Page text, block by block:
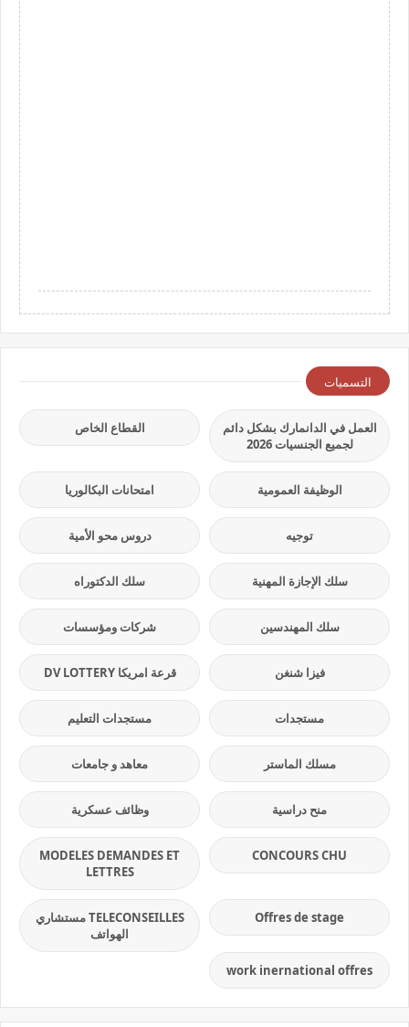
التسميات
العمل في الدانمارك بشكل دائم
لجميع الجنسيات 2026
القطاع الخاص
الوظيفة العمومية امتحانات البكالوريا
توجيه دروس محو الأمية
سلك الإجازة المهنية سلك الدكتوراه
سلك المهندسين شركات ومؤسسات
فيزا شنغن قرعة امريكا DV LOTTERY
مستجدات مستجدات التعليم
مسلك الماستر معاهد و جامعات
منح دراسية وظائف عسكرية
CONCOURS CHU
MODELES DEMANDES ET
LETTRES
Offres de stage
TELECONSEILLES مستشاري
الهواتف
work inernational offres